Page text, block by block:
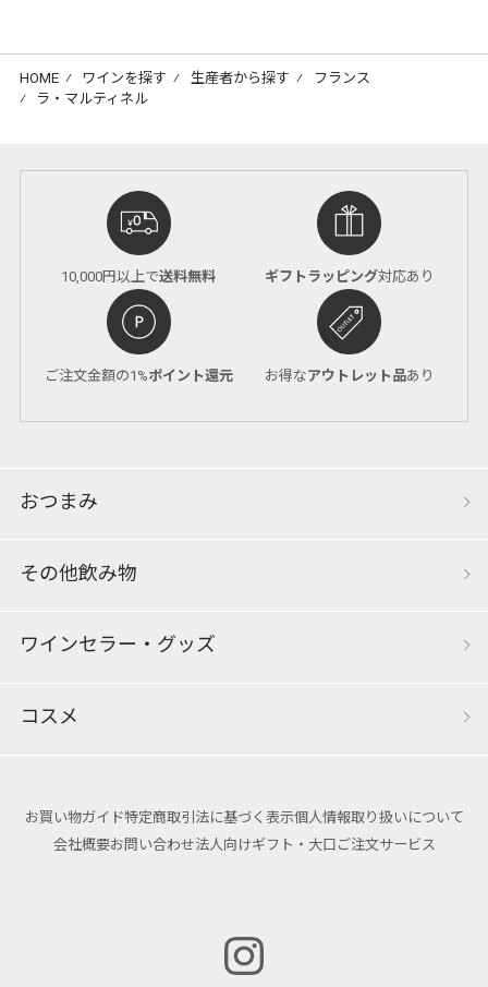
HOME ⁄ ワインを探す ⁄ 生産者から探す ⁄ フランス
⁄ ラ・マルティネル
10,000円以上で送料無料 ギフトラッピング対応あり
ご注文金額の1%ポイント還元 お得なアウトレット品あり
おつまみ
その他飲み物
ワインセラー・グッズ
コスメ
お買い物ガイド特定商取引法に基づく表示個人情報取り扱いについて
会社概要お問い合わせ法人向けギフト・大口ご注文サービス